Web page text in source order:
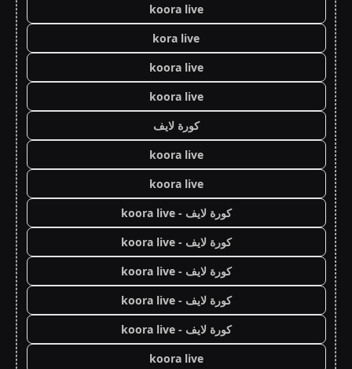
koora live
kora live
koora live
koora live
كورة لايف
koora live
koora live
كورة لايف - koora live
كورة لايف - koora live
كورة لايف - koora live
كورة لايف - koora live
كورة لايف - koora live
koora live